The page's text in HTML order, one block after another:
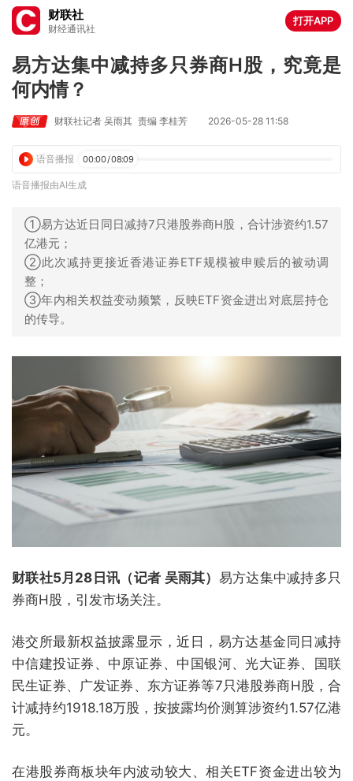
财联社
财经通讯社
打开APP
易方达集中减持多只券商H股，究竟是
何内情？
财联社记者 吴雨其 责编 李桂芳 2026-05-28 11:58
语音播报 00:00/08:09
语音播报由AI生成
①易方达近日同日减持7只港股券商H股，合计涉资约1.57
亿港元；
②此次减持更接近香港证券ETF规模被申赎后的被动调
整；
③年内相关权益变动频繁，反映ETF资金进出对底层持仓
的传导。
财联社5月28日讯（记者 吴雨其） 易方达集中减持多只
券商H股，引发市场关注。
港交所最新权益披露显示，近日，易方达基金同日减持
中信建投证券、中原证券、中国银河、光大证券、国联
民生证券、广发证券、东方证券等7只港股券商H股，合
计减持约1918.18万股，按披露均价测算涉资约1.57亿港
元。
在港股券商板块年内波动较大、相关ETF资金进出较为